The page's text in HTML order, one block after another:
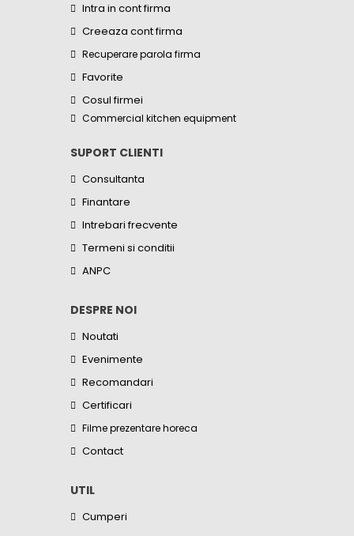
Intra in cont firma
Creeaza cont firma
Recuperare parola firma
Favorite
Cosul firmei
Commercial kitchen equipment
SUPORT CLIENTI
Consultanta
Finantare
Intrebari frecvente
Termeni si conditii
ANPC
DESPRE NOI
Noutati
Evenimente
Recomandari
Certificari
Filme prezentare horeca
Contact
UTIL
Cumperi